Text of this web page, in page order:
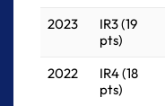
2023
IR3 (19
pts)
2022
IR4 (18
pts)